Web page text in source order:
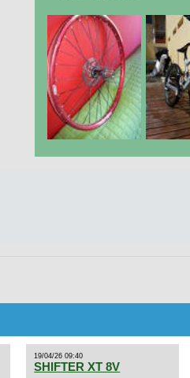
19/04/26 09:40
SHIFTER XT 8V